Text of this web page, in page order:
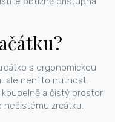
s ergonomickou
ale není to nutnost.
a čistý prostor
nečistému zrcátku.